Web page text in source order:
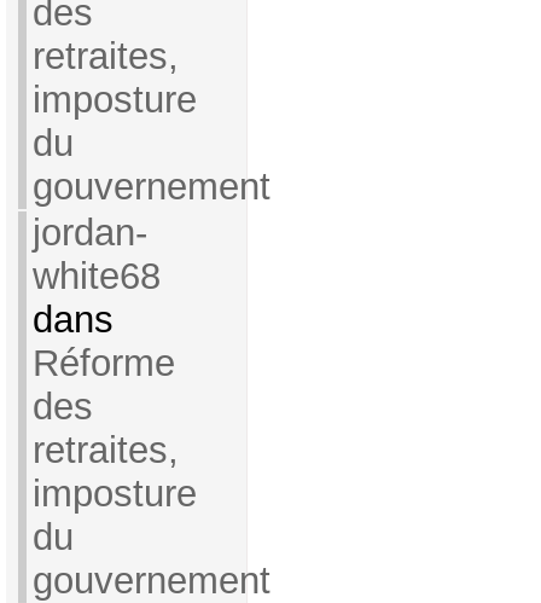
des
retraites,
imposture
du
gouvernement
jordan-
white68
dans
Réforme
des
retraites,
imposture
du
gouvernement